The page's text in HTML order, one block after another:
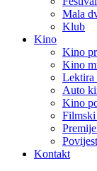
Mala
Klub
Kino
Kino
Kino
Lektira
Auto
Kino
Kontakt